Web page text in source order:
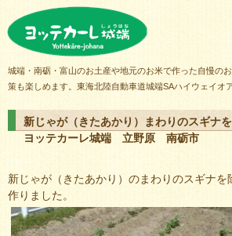
城端・南砺・富山のお土産や地元のお米で作った自慢の
策も楽しめます。東海北陸自動車道城端SAハイウェイオ
新じゃが（きたあかり）まわりのスギナ
ヨッテカーレ城端 立野原 南砺市
新じゃが（きたあかり）のまわりのスギナを
作りました。